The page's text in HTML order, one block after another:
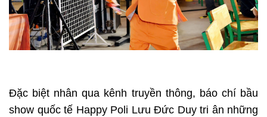
Đặc biệt nhân qua kênh truyền thông, báo chí bầu
show quốc tế Happy Poli Lưu Đức Duy tri ân những